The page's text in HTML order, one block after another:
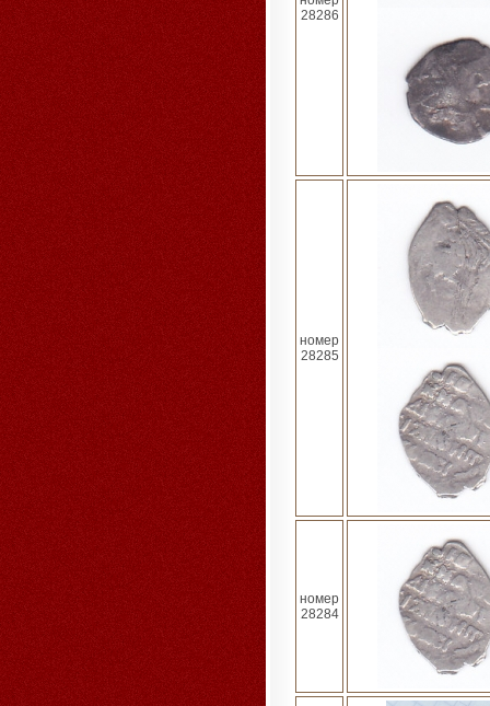
28286
номер
28285
номер
28284